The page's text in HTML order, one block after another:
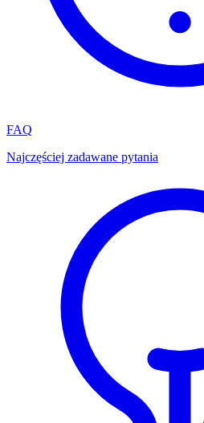
FAQ
Najczęściej zadawane pytania